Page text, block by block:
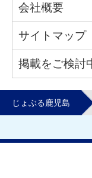
会社概要
サイトマップ
掲載をご検討
じょぶる鹿児島